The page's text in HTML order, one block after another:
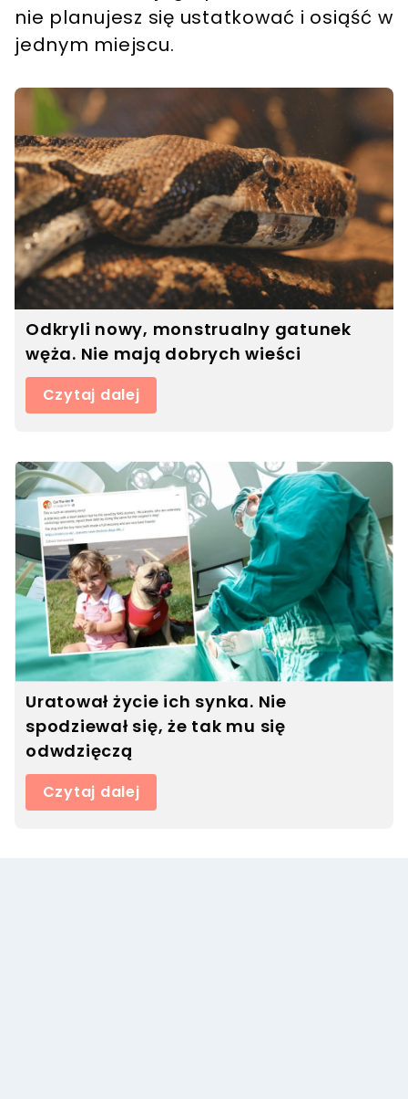
nie planujesz się ustatkować i osiąść w
jednym miejscu.
Odkryli nowy, monstrualny gatunek
węża. Nie mają dobrych wieści
Czytaj dalej
Uratował życie ich synka. Nie
spodziewał się, że tak mu się
odwdzięczą
Czytaj dalej